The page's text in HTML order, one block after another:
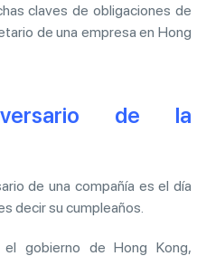
claves de obligaciones de
de una empresa en Hong
de la
de una compañía es el día
decir su cumpleaños.
gobierno de Hong Kong,